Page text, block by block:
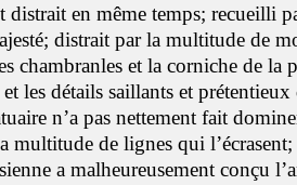
distrait en même temps; recueilli
distrait par la multitude de
chambranles et la corniche de la
les détails saillants et
n’a pas nettement fait
multitude de lignes qui
a malheureusement conçu